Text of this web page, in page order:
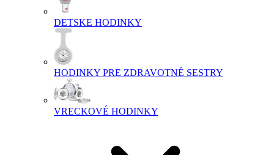
DETSKE HODINKY
HODINKY PRE ZDRAVOTNÉ SESTRY
VRECKOVÉ HODINKY